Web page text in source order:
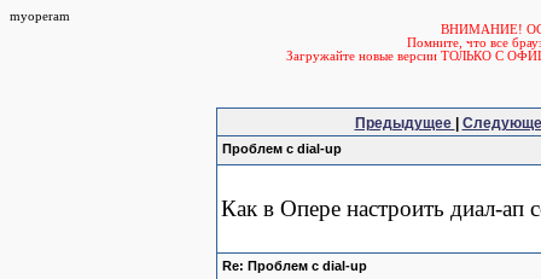
myoperam
ВНИМАНИЕ!
Помните, что все
Загружайте новые версии ТОЛЬКО С
Предыдущее
Проблем с dial-up
Как в Опере настроить диал-ап
Re: Проблем с dial-up